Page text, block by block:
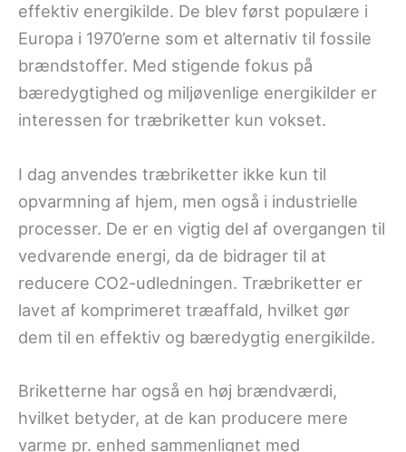
effektiv energikilde. De blev først populære i
Europa i 1970’erne som et alternativ til fossile
brændstoffer. Med stigende fokus på
bæredygtighed og miljøvenlige energikilder er
interessen for træbriketter kun vokset.
I dag anvendes træbriketter ikke kun til
opvarmning af hjem, men også i industrielle
processer. De er en vigtig del af overgangen til
vedvarende energi, da de bidrager til at
reducere CO2-udledningen. Træbriketter er
lavet af komprimeret træaffald, hvilket gør
dem til en effektiv og bæredygtig energikilde.
Briketterne har også en høj brændværdi,
hvilket betyder, at de kan producere mere
varme pr. enhed sammenlignet med